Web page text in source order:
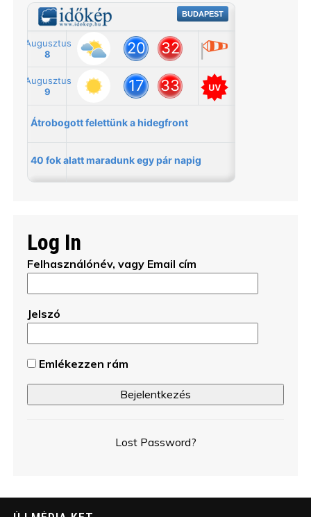
Log In
Felhasználónév, vagy Email cím
Jelszó
Emlékezzen rám
Lost Password?